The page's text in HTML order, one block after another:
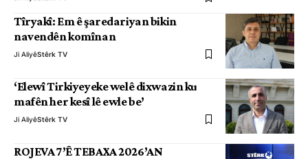
Tîryakî: Em ê şaredariyan bikin
navendên komînan
Ji AliyêStêrk TV
‘Elewî Tirkiyeyeke welê dixwazin ku
mafên her kesî lê ewle be’
Ji AliyêStêrk TV
ROJEVA 7’Ê TEBAXA 2026’AN